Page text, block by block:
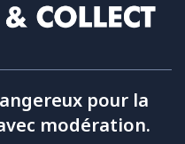
pour la
modération.